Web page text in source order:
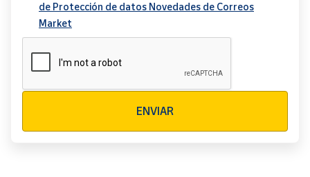
de Protección de datos Novedades de Correos
Market
ENVIAR